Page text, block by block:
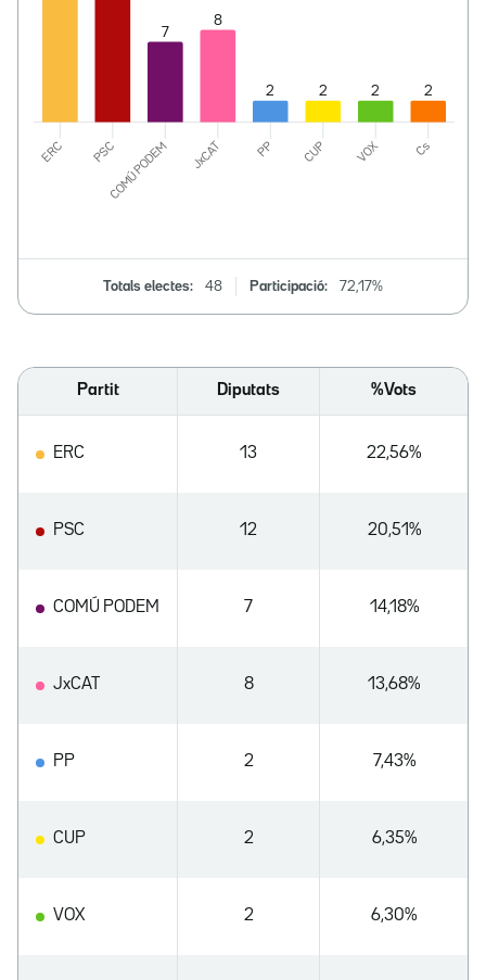
Totals electes: 48 Participació: 72,17%
Partit Diputats %Vots
ERC 13 22,56%
PSC 12 20,51%
COMÚ PODEM 7 14,18%
JxCAT 8 13,68%
PP 2 7,43%
CUP 2 6,35%
VOX 2 6,30%